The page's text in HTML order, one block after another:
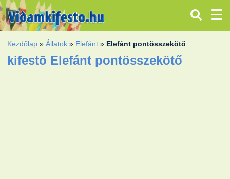
Kezdőlap »Állatok » Elefánt » Elefánt pontösszekötő
kifestõ Elefánt pontösszekötő